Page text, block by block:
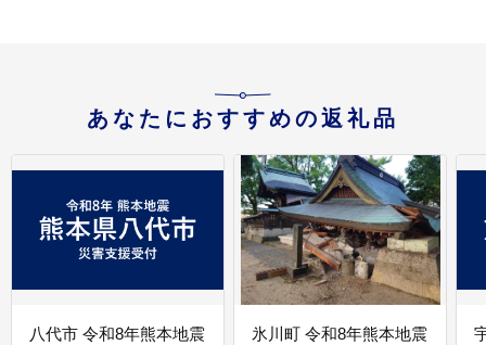
あなたにおすすめの返礼品
八代市 令和8年熊本地震
氷川町 令和8年熊本地震